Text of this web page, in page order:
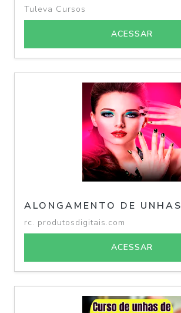
Tuleva Cursos
ACESSAR
ALONGAMENTO DE UNHAS
rc. produtosdigitais.com
ACESSAR